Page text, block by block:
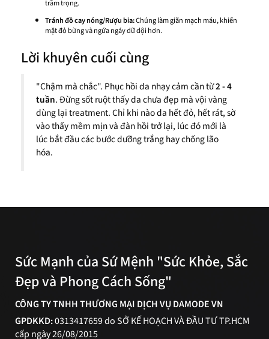
trầm trọng.
Tránh đồ cay nóng/Rượu bia:Chúng làm giãn mạch máu, khiến
mặt đỏ bừng và ngứa ngáy dữ dội hơn.
Lời khuyên cuối cùng
"Chậm mà chắc". Phục hồi da nhạy cảm cần từ2 - 4
tuần. Đừng sốt ruột thấy da chưa đẹp mà vội vàng
dùng lại treatment. Chỉ khi nào da hết đỏ, hết rát, sờ
vào thấy mềm mịn và đàn hồi trở lại, lúc đó mới là
lúc bắt đầu các bước dưỡng trắng hay chống lão
hóa.
Sức Mạnh của Sứ Mệnh "Sức Khỏe, Sắc
Đẹp và Phong Cách Sống"
CÔNG TY TNHH THƯƠNG MẠI DỊCH VỤ DAMODE VN
GPDKKD:0313417659 do SỞ KẾ HOẠCH VÀ ĐẦU TƯ TP.HCM
cấp ngày 26/08/2015